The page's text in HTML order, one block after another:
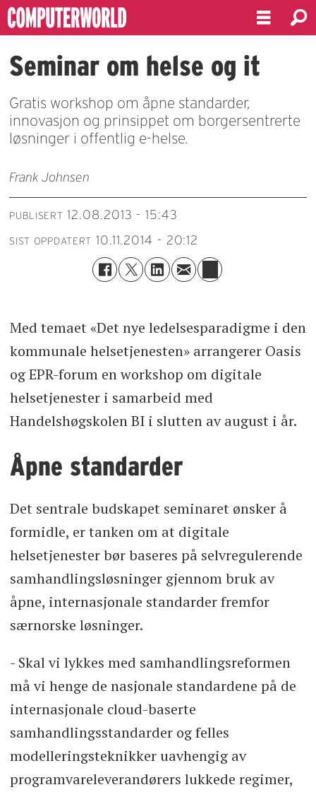
Seminar om helse og it
Gratis workshop om åpne standarder,
innovasjon og prinsippet om borgersentrerte
løsninger i offentlig e-helse.
Frank Johnsen
PUBLISERT 12.08.2013 - 15:43
SIST OPPDATERT 10.11.2014 - 20:12
Med temaet «Det nye ledelsesparadigme i den
kommunale helsetjenesten» arrangerer Oasis
og EPR-forum en workshop om digitale
helsetjenester i samarbeid med
Handelshøgskolen BI i slutten av august i år.
Åpne standarder
Det sentrale budskapet seminaret ønsker å
formidle, er tanken om at digitale
helsetjenester bør baseres på selvregulerende
samhandlingsløsninger gjennom bruk av
åpne, internasjonale standarder fremfor
særnorske løsninger.
- Skal vi lykkes med samhandlingsreformen
må vi henge de nasjonale standardene på de
internasjonale cloud-baserte
samhandlingsstandarder og felles
modelleringsteknikker uavhengig av
programvareleverandørers lukkede regimer,